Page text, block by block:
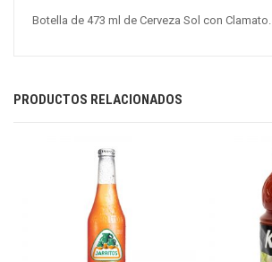
Botella de 473 ml de Cerveza Sol con Clamato.
PRODUCTOS RELACIONADOS